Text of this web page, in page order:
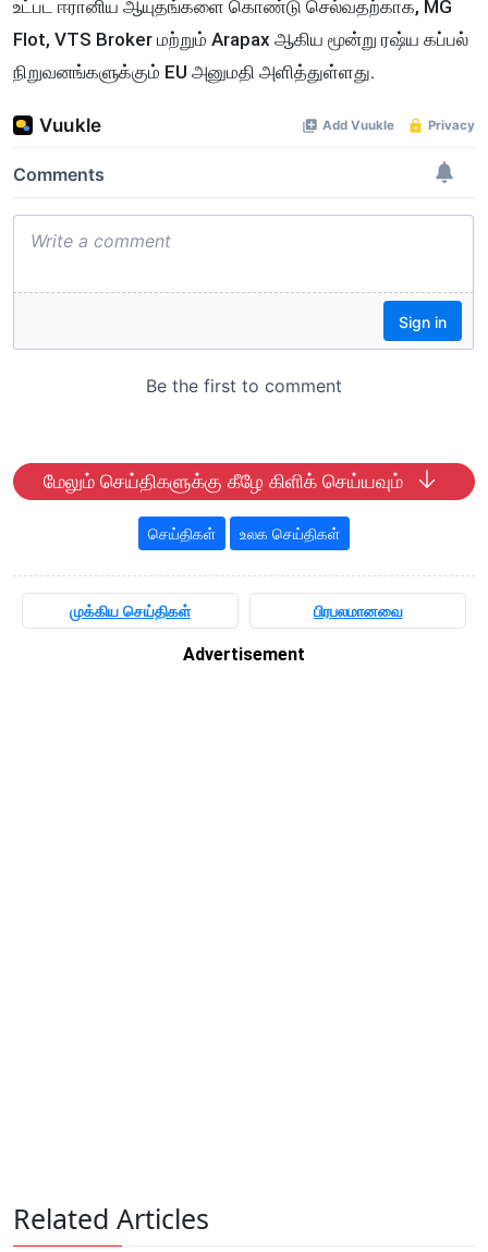
உட்பட ஈரானிய ஆயுதங்களை கொண்டு செல்வதற்காக, MG
Flot, VTS Broker மற்றும் Arapax ஆகிய மூன்று ரஷ்ய கப்பல்
நிறுவனங்களுக்கும் EU அனுமதி அளித்துள்ளது.
மேலும் செய்திகளுக்கு கீழே கிளிக் செய்யவும்
செய்திகள் உலக செய்திகள்
முக்கிய செய்திகள் பிரபலமானவை
Advertisement
Related Articles